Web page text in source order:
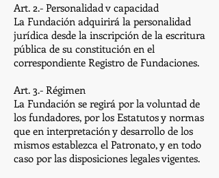
Art. 2.- Personalidad v capacidad
La Fundación adquirirá la personalidad
jurídica desde la inscripción de la escritura
pública de su constitución en el
correspondiente Registro de Fundaciones.
Art. 3.- Régimen
La Fundación se regirá por la voluntad de
los fundadores, por los Estatutos y normas
que en interpretación y desarrollo de los
mismos establezca el Patronato, y en todo
caso por las disposiciones legales vigentes.